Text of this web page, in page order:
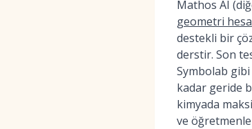
Mathos AI
geometri
destekli bir
derstir. Son
Symbolab
kadar geride
kimyada
ve